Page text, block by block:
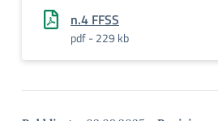
n.4 FFSS
pdf - 229 kb